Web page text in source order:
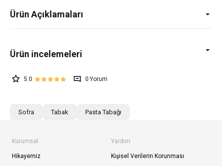
Ürün Açıklamaları
5.0 0
Sofra Tabak Pasta Tabağı
Kurumsal
Hikayemiz
Yardım
Kişisel Verilerin Korunması